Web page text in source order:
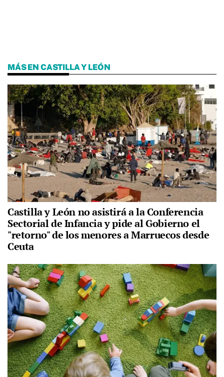
MÁS EN CASTILLA Y LEÓN
Castilla y León no asistirá a la Conferencia
Sectorial de Infancia y pide al Gobierno el
"retorno" de los menores a Marruecos desde
Ceuta